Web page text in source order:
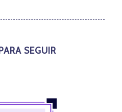
SEGUIR